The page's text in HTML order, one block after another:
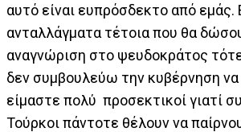
αυτό είναι ευπρόσδεκτο από
ανταλλάγματα τέτοια που θα
αναγνώριση στο ψευδοκράτος
δεν συμβουλεύω την κυβέρνηση να
είμαστε πολύ προσεκτικοί γιατί
Τούρκοι πάντοτε θέλουν να